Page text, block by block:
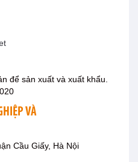
để sản xuất và xuất khẩu.
VÀ
Cầu Giấy, Hà Nội